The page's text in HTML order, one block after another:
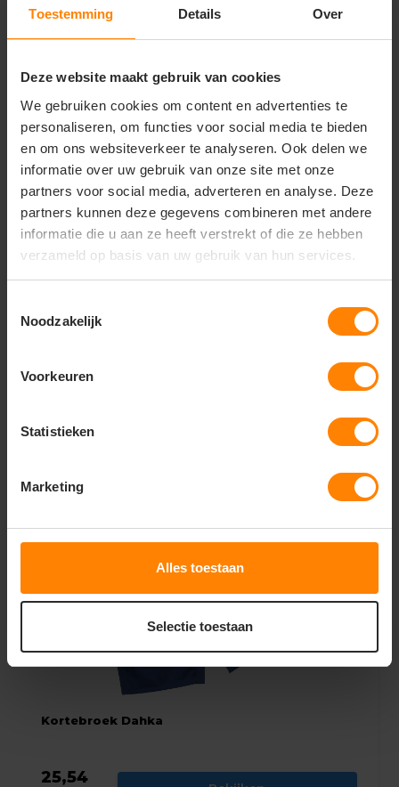
Toestemming Details Over
Deze website maakt gebruik van cookies
We gebruiken cookies om content en advertenties te
personaliseren, om functies voor social media te bieden
en om ons websiteverkeer te analyseren. Ook delen we
informatie over uw gebruik van onze site met onze
partners voor social media, adverteren en analyse. Deze
partners kunnen deze gegevens combineren met andere
informatie die u aan ze heeft verstrekt of die ze hebben
verzameld op basis van uw gebruik van hun services.
Noodzakelijk
Voorkeuren
Statistieken
Marketing
Alles toestaan
Selectie toestaan
Voor praktisch gebruik is de Goes voorzien van
meerdere functionele zakken, waaronder steekzakken,
een dijbeenzak, een achterzak, een dubbele
• Bouw en techniek
• Installatie- en montagewerk
• Logistiek en magazijnwerk
• Buitenwerk in warme omstandigheden
• Algemeen professioneel gebruik
Belangrijkste kenmerken
• Artikelnummer: 044491
• Materiaal: 60% katoen, 37% polyester, 3% elastaan
• Elastische taille
• Dijbeenzak en achterzak
• Comfortabele en duurzame pasvorm
Gerelateerde producten
Kortebroek Dahka
25,54